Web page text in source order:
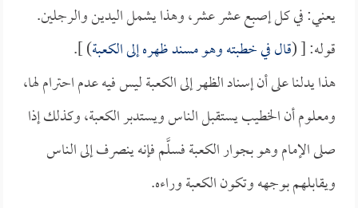
يعني: في كل إصبع عشر عشر، وهذا يشمل اليدين والرجلين.
قوله: [ (قال في خطبته وهو مسند ظهره إلى الكعبة) ].
هذا يدلنا على أن إسناد الظهر إلى الكعبة ليس فيه عدم احترام لها،
ومعلوم أن الخطيب يستقبل الناس ويستدبر الكعبة، وكذلك إذا
صلى الإمام وهو بجوار الكعبة فسلَّم فإنه ينصرف إلى الناس
ويقابلهم بوجهه وتكون الكعبة وراءه.